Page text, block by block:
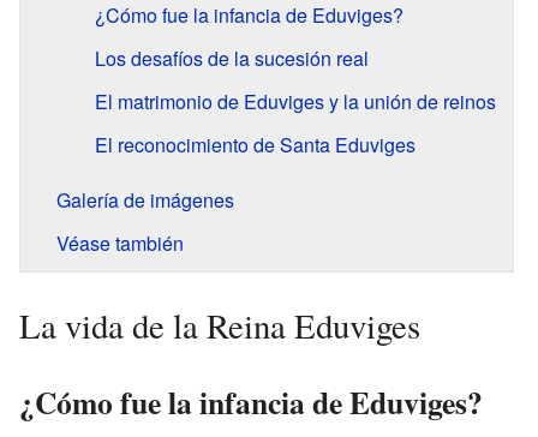
¿Cómo fue la infancia de Eduviges?
Los desafíos de la sucesión real
El matrimonio de Eduviges y la unión de reinos
El reconocimiento de Santa Eduviges
Galería de imágenes
Véase también
La vida de la Reina Eduviges
¿Cómo fue la infancia de Eduviges?